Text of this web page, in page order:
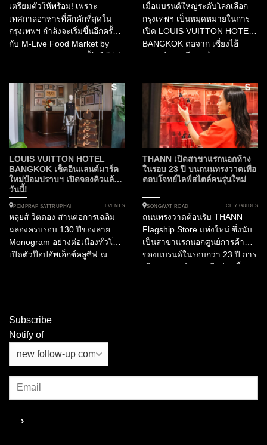
เตรียมตัวให้พร้อม! เพราะ
เทศกาลอาหารที่คึกคักที่สุดใน
กรุงเทพฯ กำลังจะเริ่มขึ้นอีกครั้ง
กับ M-Live Food Market by
Marriott Bonvoy งานนี้ไม่ได้มีดี
ความสนุกในธีมคาร์นิวัลมาไว้บน
ดาดฟ้าใจกลางราชประสงค์
ตลอด 3 วันเต็ม! ทำไมคุณถึงห้าม
พลาดงานนี้? งานนี้เป็นการรวม
ตัวครั้งยิ่งใหญ่ของเชฟฝีมือเยี่ยม
จากโรงแรมในเครือแมริออทก
ว่า...
เมื่อแบรนด์ใหญ่ระดับโลกเลือก
กรุงเทพฯ เป็นหมุดหมายในการ
เปิด LOUIS VUITTON HOTEL
BANGKOK ต่อจาก เซี่ยงไฮ้
นิวยอร์กและโซล เพื่อเฉลิมฉลอง
ราวจึงเริ่มต้นขึ้นที่นี่ ในฐานะ...
LOUIS VUITTON HOTEL
BANGKOK เช็คอินแลนด์มาร์ค
ใหม่ป้อมปราบฯ เปิดจองคิวแล้ว
วันนี้!
POMPRAP SATTRUPHAI EVENTS
หลุยส์ วิตตอง สานต่อการเฉลิม
ฉลองครบรอบ 130 ปีของลาย
Monogram อย่างต่อเนื่องทั่วโลก
เปิดตัวป๊อปอัพเอ็กซ์คลูซีฟ ณ
ใต้...
THANN เปิดสาขาแรกนอกห้าง
ในรอบ 23 ปี บนถนนทรงวาดเพื่อ
ตอบโจทย์ไลฟ์สไตล์คนรุ่นใหม่
SONGWAT ROAD CITY GUIDES
ถนนทรงวาดต้อนรับ THANN
Flagship Store แห่งใหม่ ซึ่งนับ
เป็นสาขาแรกนอกศูนย์การค้า
ของแบรนด์ในรอบกว่า 23 ปี การ
Subscribe
Notify of